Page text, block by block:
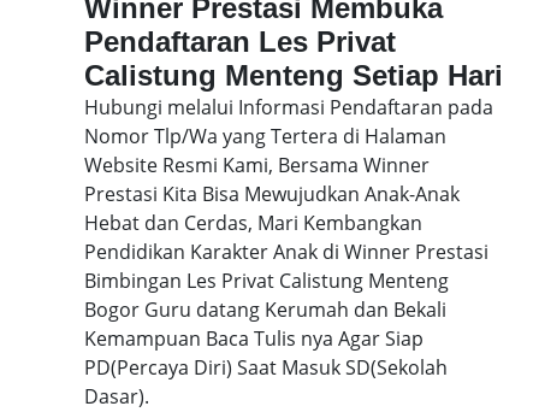
Winner Prestasi Membuka
Pendaftaran Les Privat
Calistung Menteng Setiap Hari
Hubungi melalui Informasi Pendaftaran pada
Nomor Tlp/Wa yang Tertera di Halaman
Website Resmi Kami, Bersama Winner
Prestasi Kita Bisa Mewujudkan Anak-Anak
Hebat dan Cerdas, Mari Kembangkan
Pendidikan Karakter Anak di Winner Prestasi
Bimbingan Les Privat Calistung Menteng
Bogor Guru datang Kerumah dan Bekali
Kemampuan Baca Tulis nya Agar Siap
PD(Percaya Diri) Saat Masuk SD(Sekolah
Dasar).